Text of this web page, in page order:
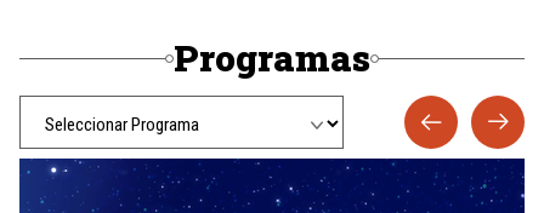
Programas